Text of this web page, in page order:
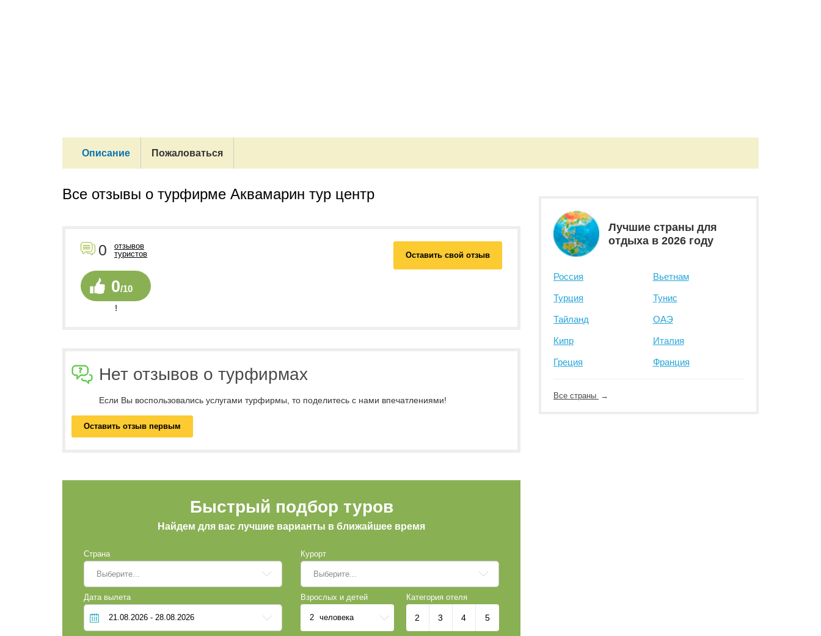
Описание Пожаловаться
Все отзывы о турфирме Аквамарин тур центр
0
отзывов
туристов
0/10
!
Оставить свой отзыв
Нет отзывов о турфирмах
Если Вы воспользовались услугами турфирмы, то поделитесь с нами впечатлениями!
Оставить отзыв первым
Быстрый подбор туров
Найдем для вас лучшие варианты в ближайшее время
Страна
Выберите...
Курорт
Выберите...
Дата вылета Взрослых и детей
2 человека
Категория отеля
2 3 4 5
Лучшие страны для
отдыха в 2026 году
Россия
Турция
Тайланд
Кипр
Греция
Вьетнам
Тунис
ОАЭ
Италия
Франция
Все страны